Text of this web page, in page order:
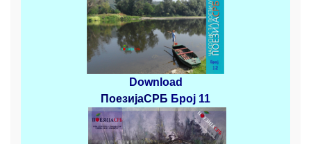
Download
ПоезијаСРБ Број 11